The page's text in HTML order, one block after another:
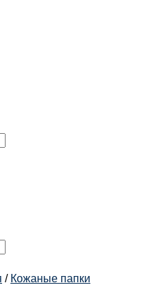
/ Кожаные папки